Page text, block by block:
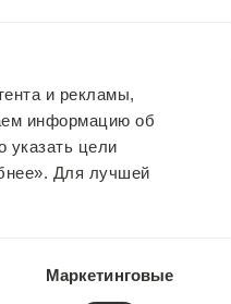
и рекламы,
информацию об
указать цели
Для лучшей
Маркетинговые
в отеле.